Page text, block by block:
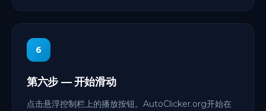
6
第六步 — 开始滑动
点击悬浮控制栏上的播放按钮。AutoClicker.org开始在